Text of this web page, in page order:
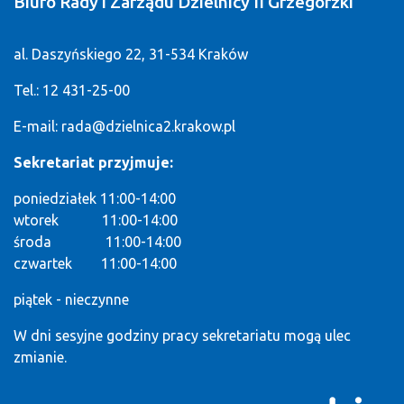
al. Daszyńskiego 22, 31-534 Kraków
Tel.: 12 431-25-00
E-mail: rada@dzielnica2.krakow.pl
Sekretariat przyjmuje:
poniedziałek 11:00-14:00
wtorek 11:00-14:00
środa 11:00-14:00
czwartek 11:00-14:00
piątek - nieczynne
W dni sesyjne godziny pracy sekretariatu mogą ulec
zmianie.